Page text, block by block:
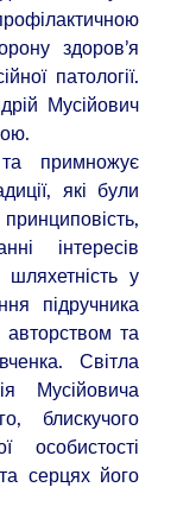
здоров’я
патології.
Мусійович
примножує
які були
інтересів
у
підручника
авторством та
Світла
Мусійовича
блискучого
особистості
серцях його